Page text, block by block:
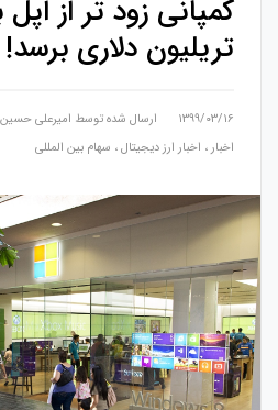
تریلیون دلاری برسد!
۱۳۹۹/۰۳/۱۶ ارسال شده توسط امیرعلی حسین
اخبار ، اخبار ارز دیجیتال، سهام بین المللی